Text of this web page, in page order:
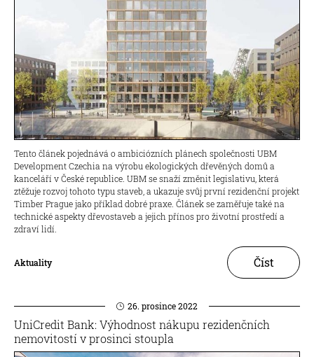
Tento článek pojednává o ambiciózních plánech společnosti UBM
Development Czechia na výrobu ekologických dřevěných domů a
kanceláří v České republice. UBM se snaží změnit legislativu, která
ztěžuje rozvoj tohoto typu staveb, a ukazuje svůj první rezidenční projekt
Timber Prague jako příklad dobré praxe. Článek se zaměřuje také na
technické aspekty dřevostaveb a jejich přínos pro životní prostředí a
zdraví lidí.
Aktuality Číst
26. prosince 2022
UniCredit Bank: Výhodnost nákupu rezidenčních
nemovitostí v prosinci stoupla